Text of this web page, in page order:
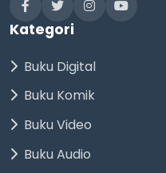
Kategori
Buku Digital
Buku Komik
Buku Video
Buku Audio